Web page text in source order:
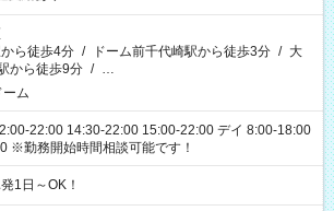
から徒歩4分 / ドーム前千代崎駅から徒歩3分 / 大
から徒歩9分 / …
ム
22:00 14:30-22:00 15:00-22:00 デイ 8:00-18:00
10:00-18:00 ※勤務開始時間相談可能です！
1日～OK！